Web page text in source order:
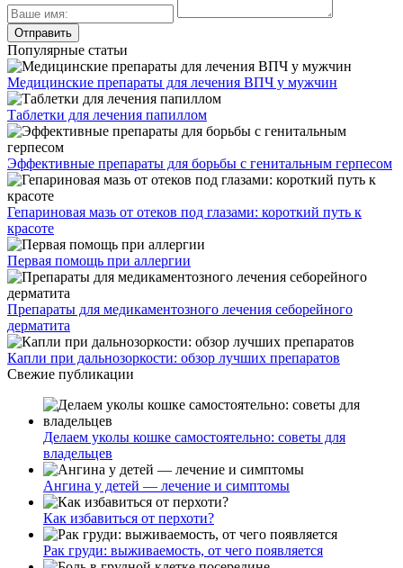
Популярные статьи
Медицинские препараты для лечения ВПЧ у мужчин
Таблетки для лечения папиллом
Эффективные препараты для борьбы с генитальным герпесом
Гепариновая мазь от отеков под глазами: короткий путь к
красоте
Первая помощь при аллергии
Препараты для медикаментозного лечения себорейного
дерматита
Капли при дальнозоркости: обзор лучших препаратов
Свежие публикации
Делаем уколы кошке самостоятельно: советы для
владельцев
Ангина у детей — лечение и симптомы
Как избавиться от перхоти?
Рак груди: выживаемость, от чего появляется